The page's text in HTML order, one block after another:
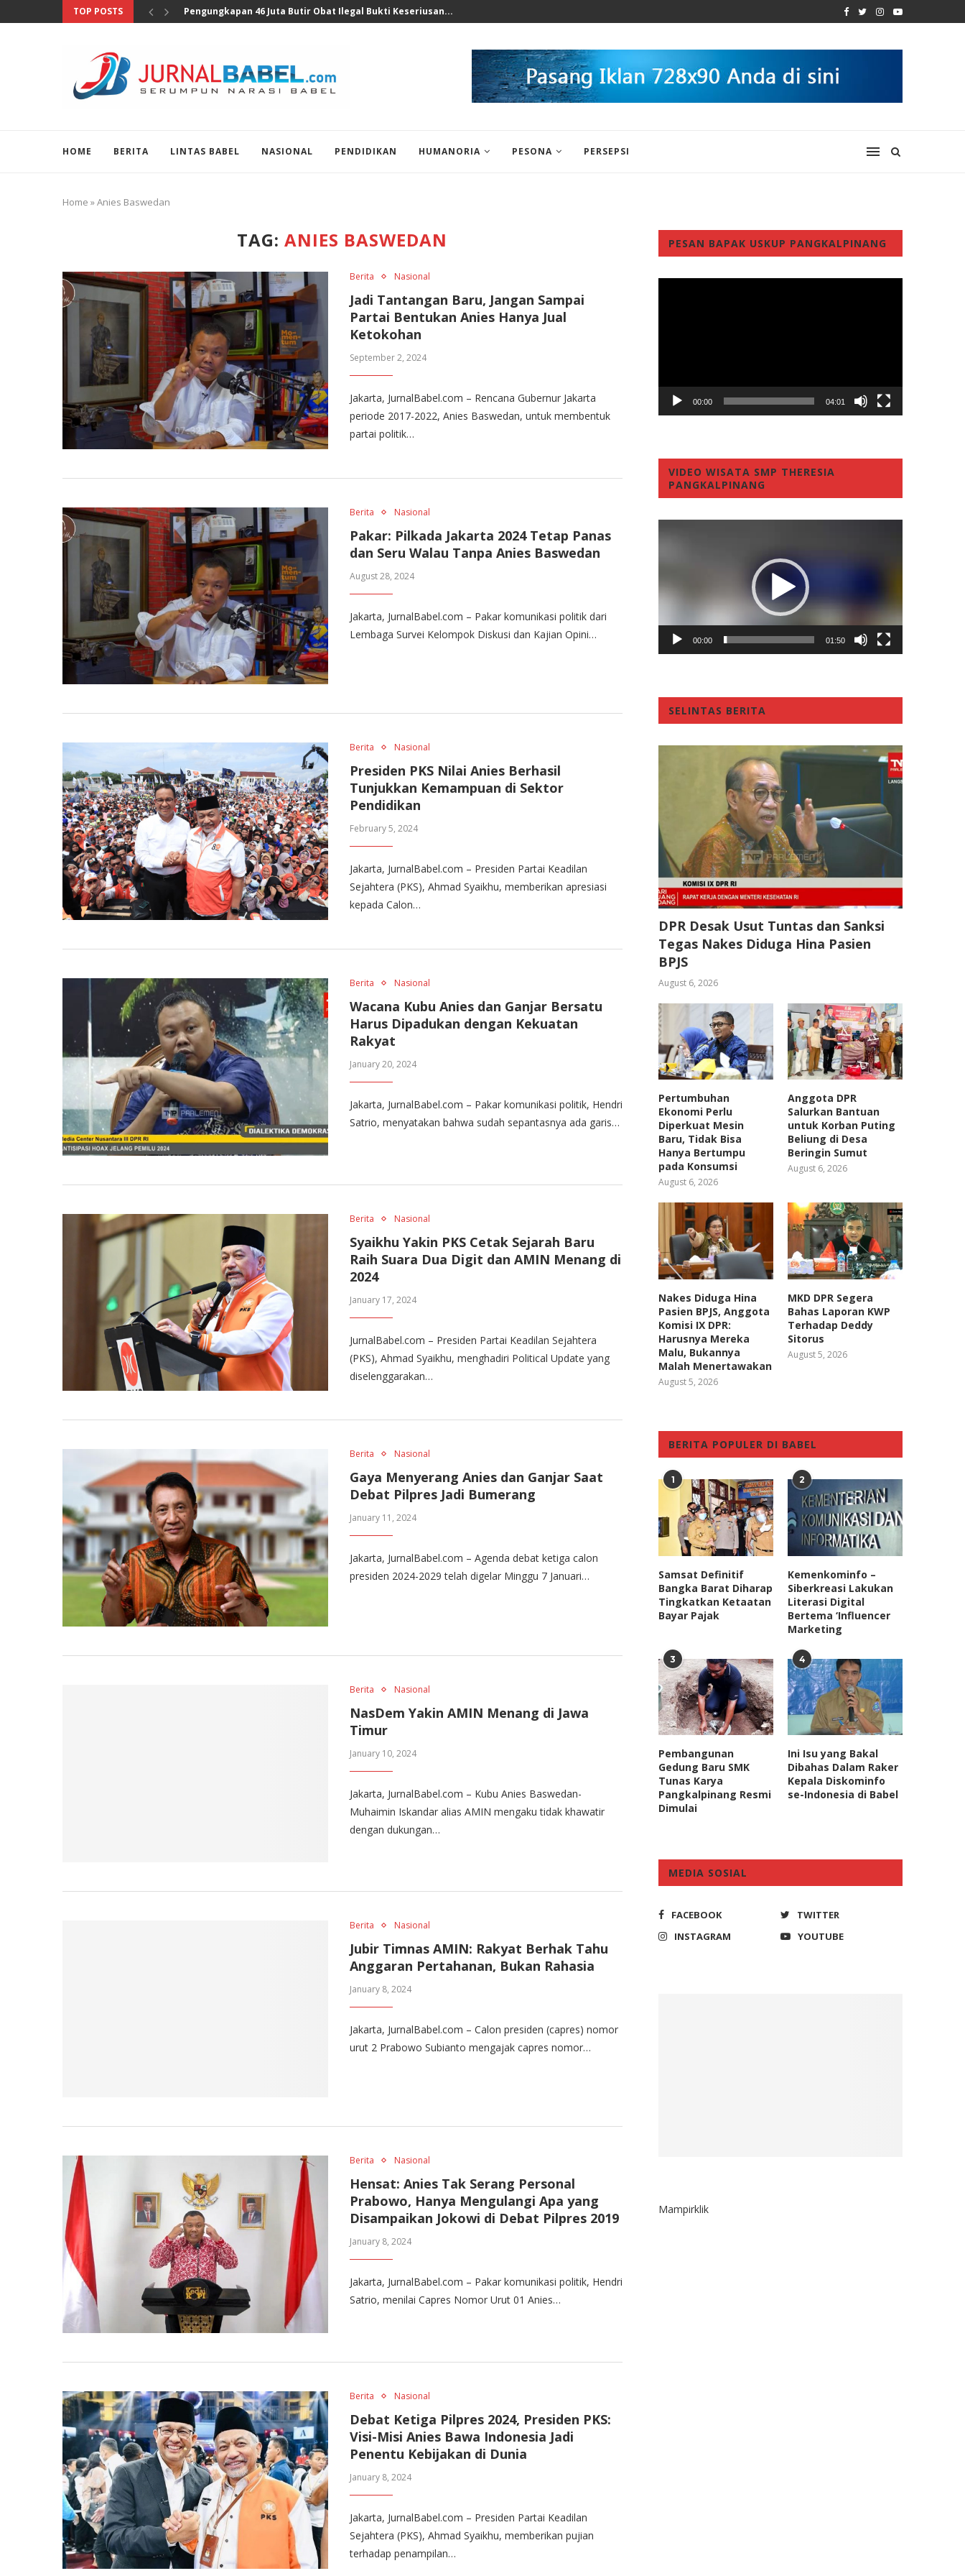
TOP POSTS Anggota DPR Sebut Sensus Ekonomi 2026 Bukan Untuk...
HOME BERITA LINTAS BABEL NASIONAL PENDIDIKAN HUMANORIA PESONA PERSEPSI
Home »Anies Baswedan
TAG:ANIES BASWEDAN
Berita Nasional
Jadi Tantangan Baru, Jangan Sampai
Partai Bentukan Anies Hanya Jual
Ketokohan
September 2, 2024
Jakarta, JurnalBabel.com – Rencana Gubernur Jakarta
periode 2017-2022, Anies Baswedan, untuk membentuk
partai politik…
Berita Nasional
Pakar: Pilkada Jakarta 2024 Tetap Panas
dan Seru Walau Tanpa Anies Baswedan
August 28, 2024
Jakarta, JurnalBabel.com – Pakar komunikasi politik dari
Lembaga Survei Kelompok Diskusi dan Kajian Opini…
Berita Nasional
Presiden PKS Nilai Anies Berhasil
Tunjukkan Kemampuan di Sektor
Pendidikan
February 5, 2024
Jakarta, JurnalBabel.com – Presiden Partai Keadilan
Sejahtera (PKS), Ahmad Syaikhu, memberikan apresiasi
kepada Calon…
Berita Nasional
Wacana Kubu Anies dan Ganjar Bersatu
Harus Dipadukan dengan Kekuatan
Rakyat
January 20, 2024
Jakarta, JurnalBabel.com – Pakar komunikasi politik, Hendri
Satrio, menyatakan bahwa sudah sepantasnya ada garis…
Berita Nasional
Syaikhu Yakin PKS Cetak Sejarah Baru
Raih Suara Dua Digit dan AMIN Menang di
2024
January 17, 2024
JurnalBabel.com – Presiden Partai Keadilan Sejahtera
(PKS), Ahmad Syaikhu, menghadiri Political Update yang
diselenggarakan…
Berita Nasional
Gaya Menyerang Anies dan Ganjar Saat
Debat Pilpres Jadi Bumerang
January 11, 2024
Jakarta, JurnalBabel.com – Agenda debat ketiga calon
presiden 2024-2029 telah digelar Minggu 7 Januari…
Berita Nasional
NasDem Yakin AMIN Menang di Jawa
Timur
January 10, 2024
Jakarta, JurnalBabel.com – Kubu Anies Baswedan-
Muhaimin Iskandar alias AMIN mengaku tidak khawatir
dengan dukungan…
Berita Nasional
Jubir Timnas AMIN: Rakyat Berhak Tahu
Anggaran Pertahanan, Bukan Rahasia
January 8, 2024
Jakarta, JurnalBabel.com – Calon presiden (capres) nomor
urut 2 Prabowo Subianto mengajak capres nomor…
Berita Nasional
Hensat: Anies Tak Serang Personal
Prabowo, Hanya Mengulangi Apa yang
Disampaikan Jokowi di Debat Pilpres 2019
January 8, 2024
Jakarta, JurnalBabel.com – Pakar komunikasi politik, Hendri
Satrio, menilai Capres Nomor Urut 01 Anies…
Berita Nasional
Debat Ketiga Pilpres 2024, Presiden PKS:
Visi-Misi Anies Bawa Indonesia Jadi
Penentu Kebijakan di Dunia
January 8, 2024
Jakarta, JurnalBabel.com – Presiden Partai Keadilan
Sejahtera (PKS), Ahmad Syaikhu, memberikan pujian
terhadap penampilan…
PESAN BAPAK USKUP PANGKALPINANG
00:00 04:01
VIDEO WISATA SMP THERESIA
PANGKALPINANG
00:00 01:50
SELINTAS BERITA
DPR Desak Usut Tuntas dan Sanksi
Tegas Nakes Diduga Hina Pasien
BPJS
August 6, 2026
Pertumbuhan
Ekonomi Perlu
Diperkuat Mesin
Baru, Tidak Bisa
Hanya Bertumpu
pada Konsumsi
August 6, 2026
Anggota DPR
Salurkan Bantuan
untuk Korban Puting
Beliung di Desa
Beringin Sumut
August 6, 2026
Nakes Diduga Hina
Pasien BPJS, Anggota
Komisi IX DPR:
Harusnya Mereka
Malu, Bukannya
Malah Menertawakan
August 5, 2026
MKD DPR Segera
Bahas Laporan KWP
Terhadap Deddy
Sitorus
August 5, 2026
BERITA POPULER DI BABEL
1
Samsat Definitif
Bangka Barat Diharap
Tingkatkan Ketaatan
Bayar Pajak
2
Kemenkominfo –
Siberkreasi Lakukan
Literasi Digital
Bertema ‘Influencer
Marketing
3
Pembangunan
Gedung Baru SMK
Tunas Karya
Pangkalpinang Resmi
Dimulai
4
Ini Isu yang Bakal
Dibahas Dalam Raker
Kepala Diskominfo
se-Indonesia di Babel
MEDIA SOSIAL
FACEBOOK
TWITTER
INSTAGRAM
YOUTUBE
Mampirklik